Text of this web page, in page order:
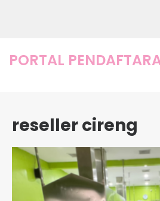
Enter)PORTAL
reseller cireng